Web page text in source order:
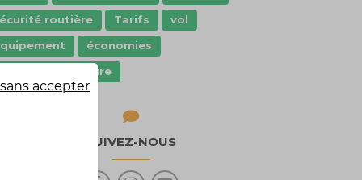
routière
Tarifs
vol
économies
équipement voiture
SUIVEZ-NOUS
accepter